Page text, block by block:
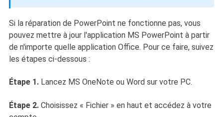
Si la réparation de PowerPoint ne fonctionne pas, vous
pouvez mettre à jour l'application MS PowerPoint à partir
de n'importe quelle application Office. Pour ce faire, suivez
les étapes ci-dessous :
Étape 1.Lancez MS OneNote ou Word sur votre PC.
Étape 2.Choisissez « Fichier » en haut et accédez à votre